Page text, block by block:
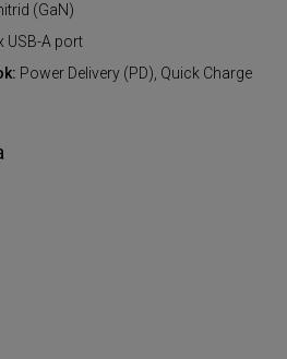
(GaN)
USB-A port
Power Delivery (PD), Quick Charge